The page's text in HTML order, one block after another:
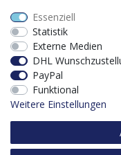
Software digitalisiert
Zeitersparnis führt.
Dieses Vorhaben
Union mithilfe von
auf der Grundlage
beschlossenen
Essenziell
Statistik
Externe Medien
DHL
PayPal
Funktional
Weitere Einstellungen